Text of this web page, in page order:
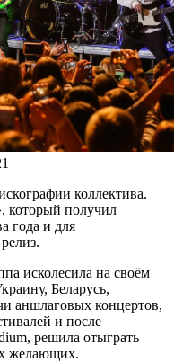
коллектива.
который получил
года и для
исколесила на своём
Беларусь,
аншлаговых концертов,
и после
решила отыграть
желающих.